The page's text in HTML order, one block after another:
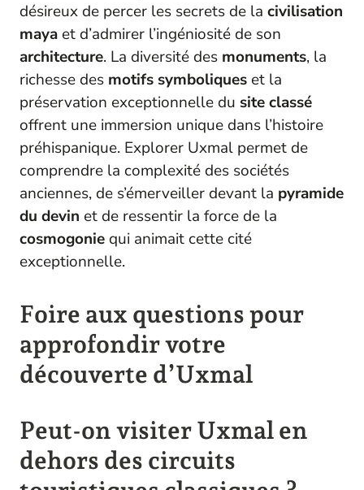
désireux de percer les secrets de la civilisation
maya et d’admirer l’ingéniosité de son
architecture. La diversité des monuments, la
richesse des motifs symboliques et la
préservation exceptionnelle du site classé
offrent une immersion unique dans l’histoire
préhispanique. Explorer Uxmal permet de
comprendre la complexité des sociétés
anciennes, de s’émerveiller devant la pyramide
du devin et de ressentir la force de la
cosmogonie qui animait cette cité
exceptionnelle.
Foire aux questions pour
approfondir votre
découverte d’Uxmal
Peut-on visiter Uxmal en
dehors des circuits